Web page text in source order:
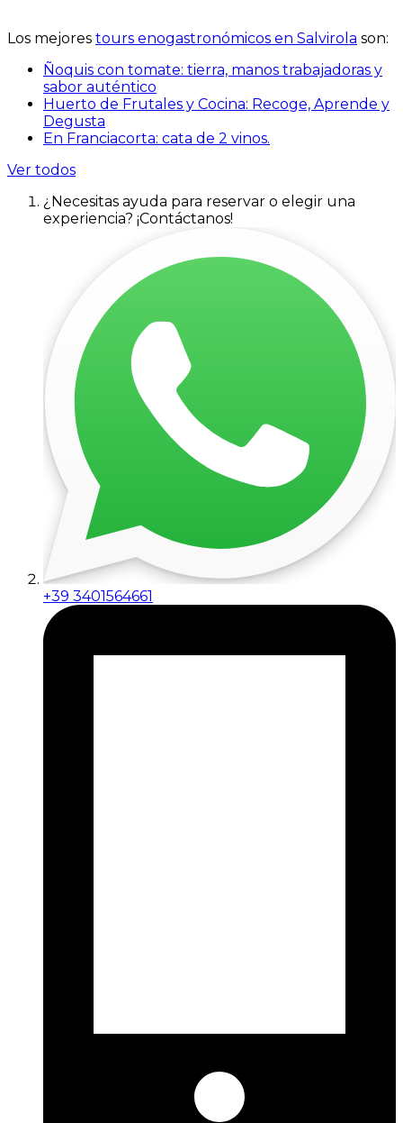
Los mejores tours enogastronómicos en Salvirola son:
Ñoquis con tomate: tierra, manos trabajadoras y
sabor auténtico
Huerto de Frutales y Cocina: Recoge, Aprende y
Degusta
En Franciacorta: cata de 2 vinos.
Ver todos
¿Necesitas ayuda para reservar o elegir una
experiencia? ¡Contáctanos!
+39 3401564661